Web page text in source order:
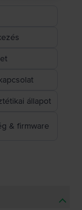
állapot
& firmware